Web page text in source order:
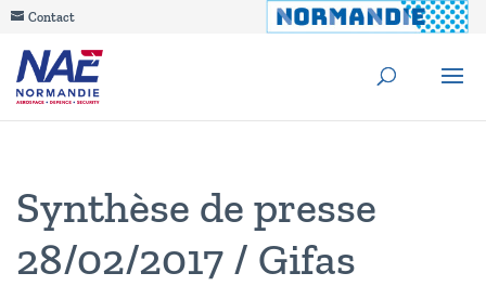
Contact
Synthèse de presse
28/02/2017 / Gifas